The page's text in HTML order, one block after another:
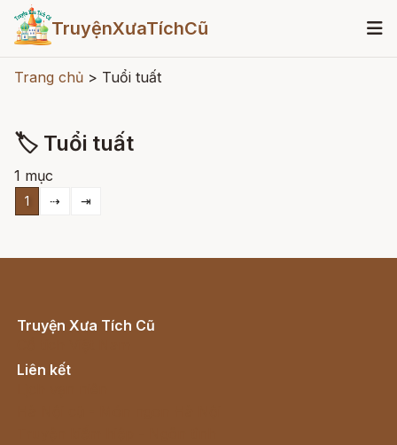
TruyệnXưaTíchCũ
Trang chủ > Tuổi tuất
🏷 Tuổi tuất
1 mục
1 ⇢ ⇥
Truyện Xưa Tích Cũ
Liên kết